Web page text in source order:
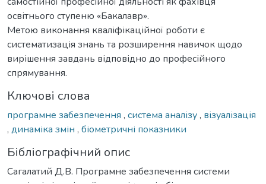
освітнього ступеню «Бакалавр».
Метою виконання кваліфікаційної роботи є
систематизація знань та розширення навичок щодо
вирішення завдань відповідно до професійного
спрямування.
Ключові слова
програмне забезпечення , система аналізу, візуалізація
, динаміка змін , біометричні показники
Бібліографічний опис
Сагалатий Д.В. Програмне забезпечення системи